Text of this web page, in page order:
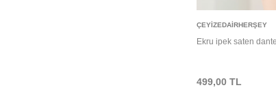
Sepete Ekle
ÇEYIZEDAIRHERŞEY
Ekru ipek saten
499,00 TL